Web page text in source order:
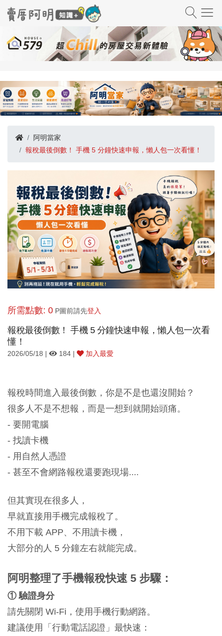
阿明當家
報稅最後倒數！ 手機 5 分鐘快速申報，懶人包一次看懂！
所需點數: 0 P圖前請先登入
報稅最後倒數！ 手機 5 分鐘快速申報，懶人包一次看
懂！
2026/05/18 | 184 | 加入最愛
報稅時間進入最後倒數，你是不是也還沒開始？
很多人不是不想報，而是一想到就開始頭痛。
- 要開電腦
- 找讀卡機
- 用自然人憑證
- 甚至不會網路報稅還要跑現場....
但其實現在很多人，
早就直接用手機完成報稅了。
不用下載 APP、不用讀卡機，
大部分的人 5 分鐘左右就能完成。
阿明整理了手機報稅快速 5 步驟：
① 驗證身分
請先關閉 Wi-Fi，使用手機行動網路。
建議使用「行動電話認證」最快速：